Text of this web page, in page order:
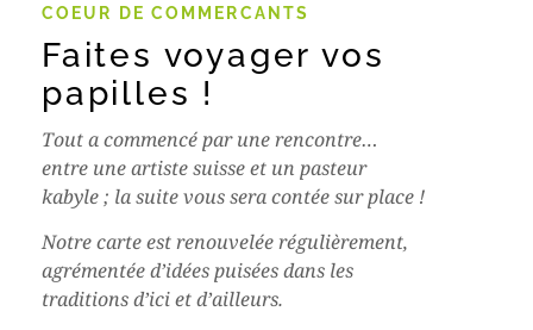
COEUR DE COMMERCANTS
Faites voyager vos
papilles !
Tout a commencé par une rencontre…
entre une artiste suisse et un pasteur
kabyle ; la suite vous sera contée sur place !
Notre carte est renouvelée régulièrement,
agrémentée d’idées puisées dans les
traditions d’ici et d’ailleurs.